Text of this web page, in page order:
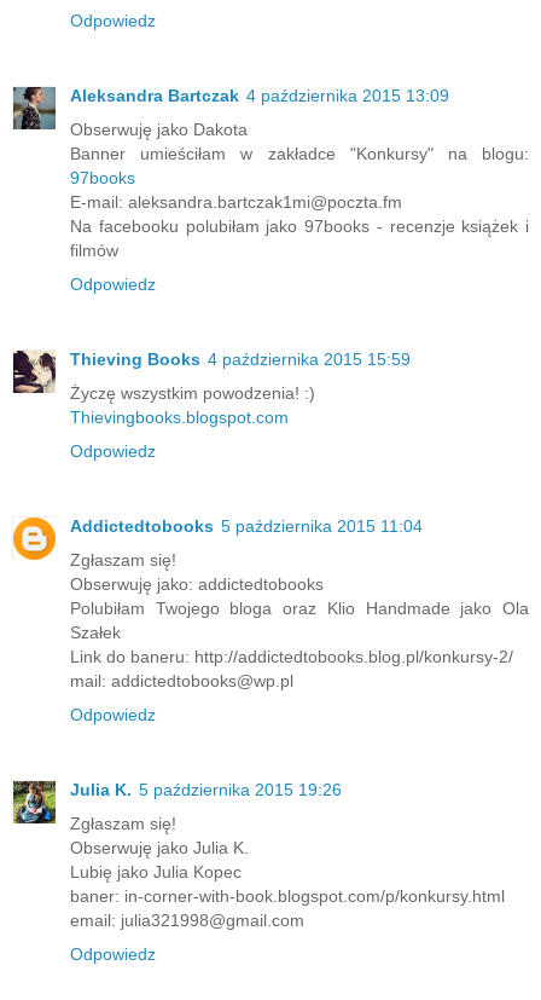
Odpowiedz
Aleksandra Bartczak 4 października 2015 13:09
Obserwuję jako Dakota
Banner umieściłam w zakładce "Konkursy" na blogu:
97books
E-mail: aleksandra.bartczak1mi@poczta.fm
Na facebooku polubiłam jako 97books - recenzje książek i
filmów
Odpowiedz
Thieving Books 4 października 2015 15:59
Życzę wszystkim powodzenia! :)
Thievingbooks.blogspot.com
Odpowiedz
Addictedtobooks 5 października 2015 11:04
Zgłaszam się!
Obserwuję jako: addictedtobooks
Polubiłam Twojego bloga oraz Klio Handmade jako Ola
Szałek
Link do baneru: http://addictedtobooks.blog.pl/konkursy-2/
mail: addictedtobooks@wp.pl
Odpowiedz
Julia K. 5 października 2015 19:26
Zgłaszam się!
Obserwuję jako Julia K.
Lubię jako Julia Kopec
baner: in-corner-with-book.blogspot.com/p/konkursy.html
email: julia321998@gmail.com
Odpowiedz